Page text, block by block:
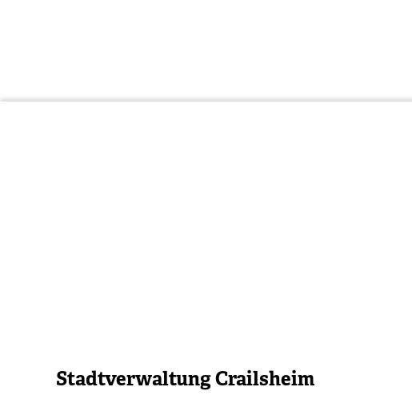
Stadtverwaltung Crailsheim